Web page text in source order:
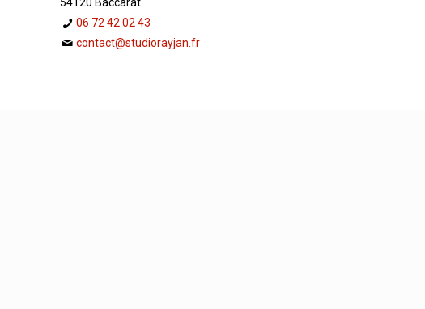
06 72 42 02 43
contact@studiorayjan.fr